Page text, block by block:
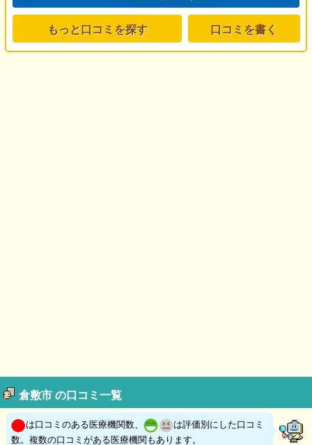
もっと口コミを探す 口コミを書く
倉敷市 の口コミ一覧
は口コミのある医療機関数、
は評価別にした口コミ
数。複数の口コミがある医療機関もあります。